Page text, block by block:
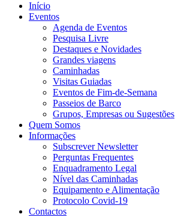
Início
Eventos
Agenda de Eventos
Pesquisa Livre
Destaques e Novidades
Grandes viagens
Caminhadas
Visitas Guiadas
Eventos de Fim-de-Semana
Passeios de Barco
Grupos, Empresas ou Sugestões
Quem Somos
Informações
Subscrever Newsletter
Perguntas Frequentes
Enquadramento Legal
Nível das Caminhadas
Equipamento e Alimentação
Protocolo Covid-19
Contactos